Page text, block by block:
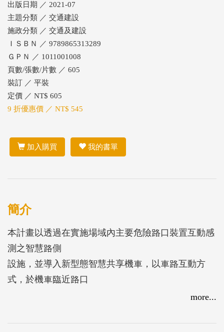
出版日期 ／ 2021-07
主題分類 ／ 交通建設
施政分類 ／ 交通及建設
ＩＳＢＮ ／ 9789865313289
ＧＰＮ ／ 1011001008
頁數/張數/片數 ／ 605
裝訂 ／ 平裝
定價 ／ NT$ 605
9 折優惠價 ／ NT$ 545
加入購買 我的書單
簡介
本計畫以透過在實施場域內主要危險路口裝置互動感
測之智慧路側
設施，並導入新型態智慧共享機車，以車路互動方
式，於機車臨近路口
或行駛於危險路段時，由路側設施偵測車輛風險並透
示(CMS)給予駕駛警示，而警示訊息亦同步發送至新
more...